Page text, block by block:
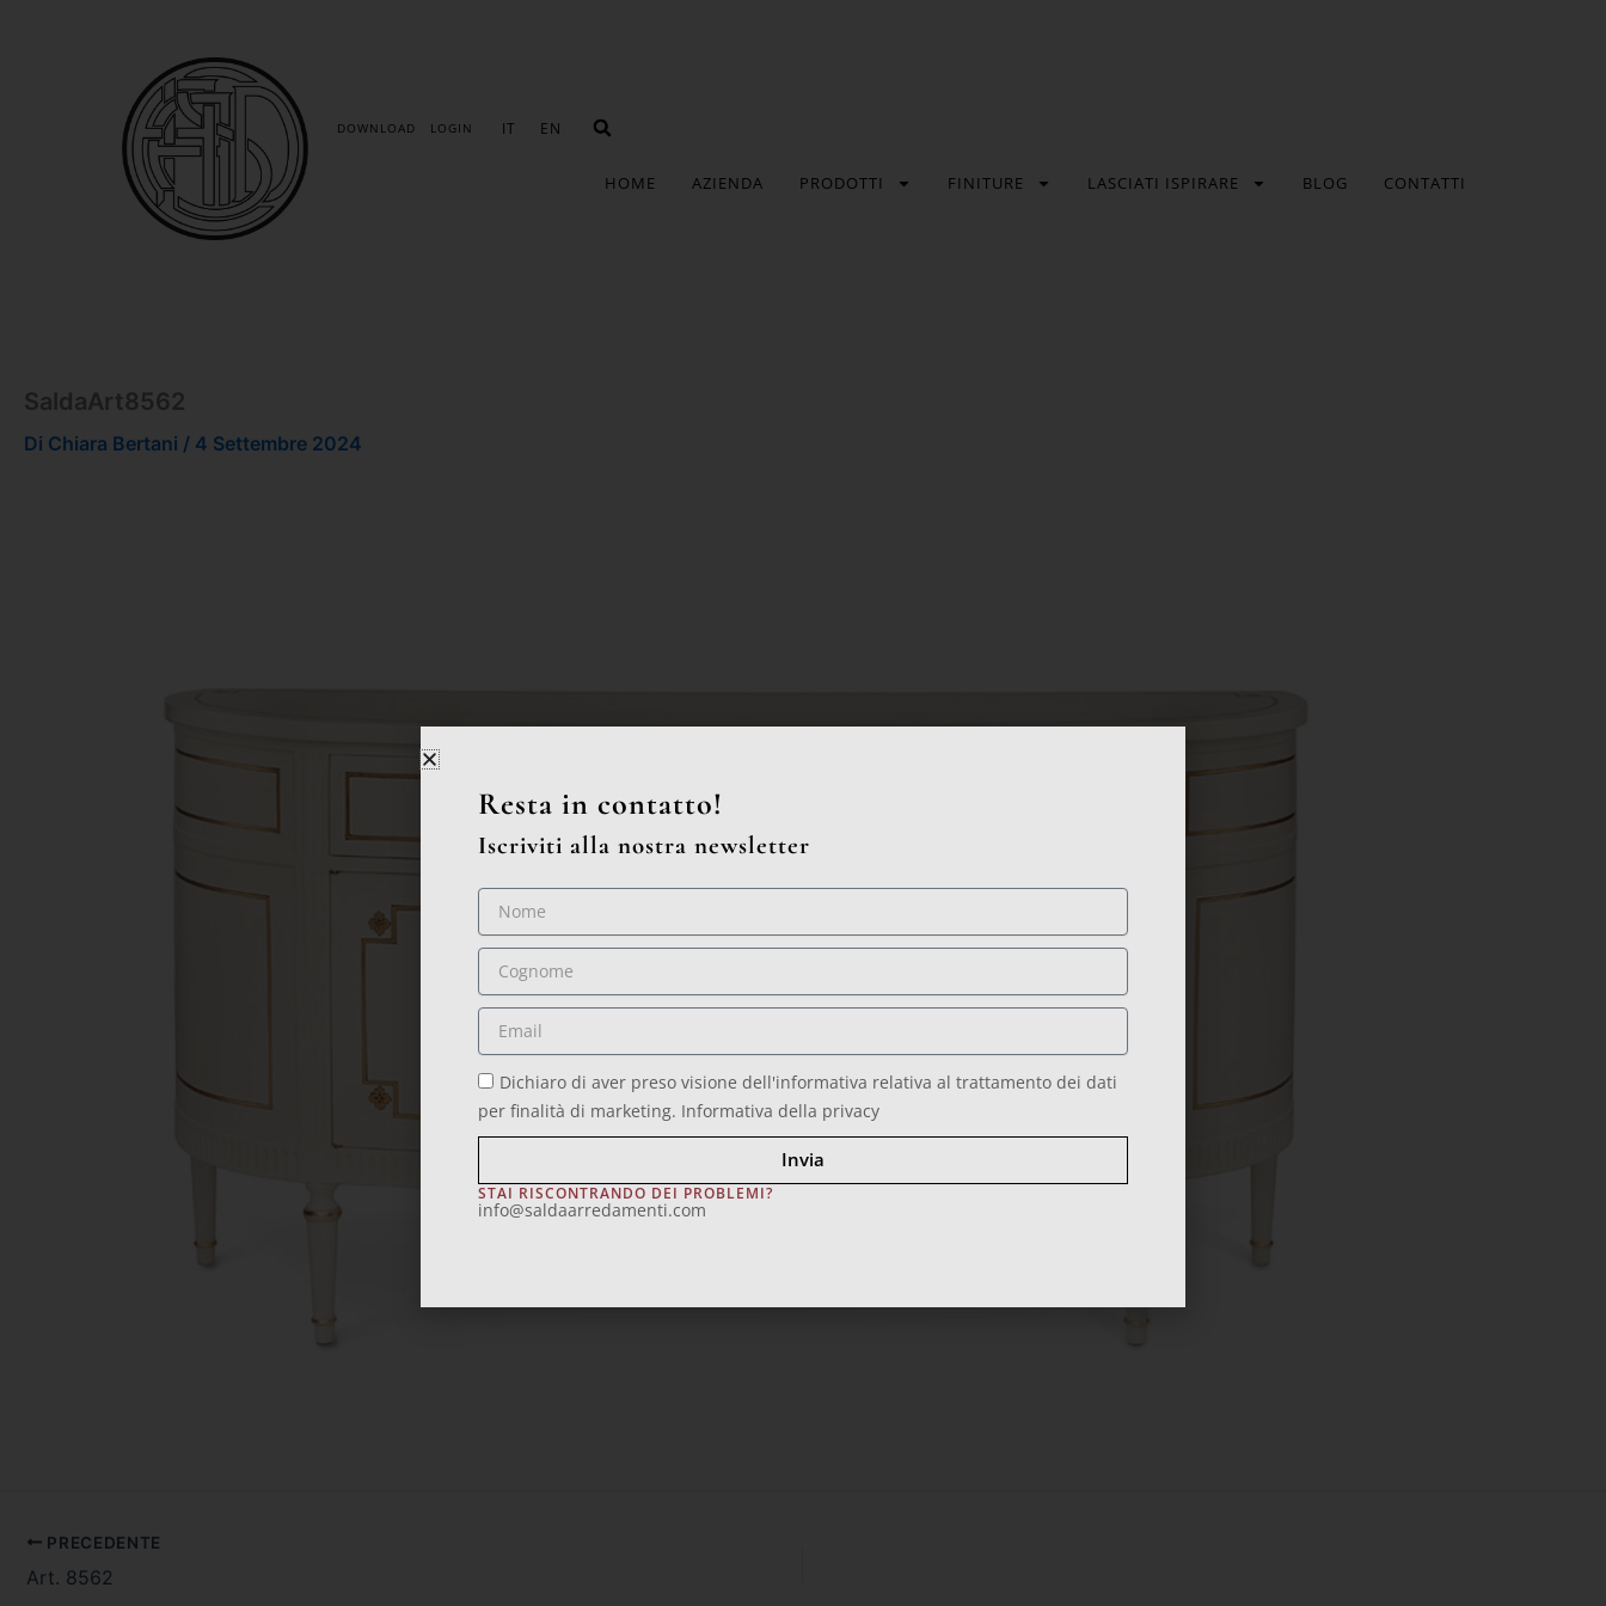
DOWNLOAD LOGIN IT EN
HOME AZIENDA PRODOTTI FINITURE LASCIATI ISPIRARE BLOG CONTATTI
SaldaArt8562
Di Chiara Bertani / 4 Settembre 2024
PRECEDENTE
Art. 8562
Resta in contatto!
Iscriviti alla nostra newsletter
Nome
Cognome
Email
Dichiaro di aver preso visione dell'informativa relativa al trattamento dei dati
per finalità di marketing. Informativa della privacy
Invia
STAI RISCONTRANDO DEI PROBLEMI?
info@saldaarredamenti.com